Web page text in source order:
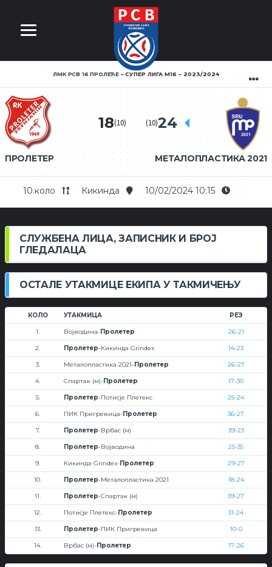
ЛМК РСВ 16 ПРОЛЕЋЕ СУПЕР ЛИГА М16 2023/2024
ПРОЛЕТЕР
18(10)
МЕТАЛОПЛАСТИКА 2021
(10)24
10.коло Кикинда 10/02/2024 10:15
СЛУЖБЕНА ЛИЦА, ЗАПИСНИК И БРОЈ
ГЛЕДАЛАЦА
ОСТАЛЕ УТАКМИЦЕ ЕКИПА У ТАКМИЧЕЊУ
КОЛО УТАКМИЦА РЕЗ
1. Војводина-Пролетер 26-21
2. Пролетер-Кикинда Grindex 14-23
3. Металопластика 2021-Пролетер 26-27
4. Спартак (м)-Пролетер 17-30
5. Пролетер-Потисје Плетекс 25-24
6. ПИК Пригревица-Пролетер 36-27
7. Пролетер-Врбас (м) 39-23
8. Пролетер-Војводина 25-35
9. Кикинда Grindex-Пролетер 29-27
10. Пролетер-Металопластика 2021 18-24
11. Пролетер-Спартак (м) 39-27
12. Потисје Плетекс-Пролетер 31-24
13. Пролетер-ПИК Пригревица 10-0
14. Врбас (м)-Пролетер 17-26